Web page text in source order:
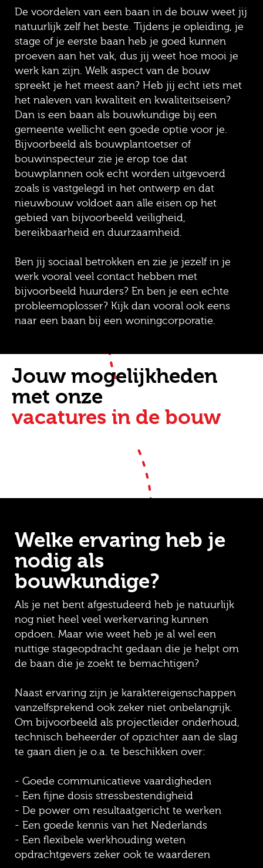
De voordelen van een baan in de bouw weet jij
natuurlijk zelf het beste. Tijdens je opleiding, je
stage of je eerste baan heb je goed kunnen
proeven aan het vak, dus jij weet hoe mooi je
werk kan zijn. Welk aspect van de bouw
spreekt je het meest aan? Heb jij echt iets met
het naleven van kwaliteit en kwaliteitseisen?
Dan is een baan als bouwkundige bij een
gemeente wellicht een goede optie voor je.
Bijvoorbeeld als bouwplantoetser of
bouwinspecteur zie je erop toe dat
bouwplannen ook echt worden uitgevoerd
zoals is vastgelegd in het ontwerp en dat
nieuwbouw voldoet aan alle eisen op het
gebied van bijvoorbeeld veiligheid,
bereikbaarheid en duurzaamheid.
Ben jij sociaal betrokken en zie je jezelf in je
werk vooral veel contact hebben met
bijvoorbeeld huurders? En ben je een echte
probleemoplosser? Kijk dan vooral ook eens
naar een baan bij een woningcorporatie.
Jouw mogelijkheden
met onze
vacatures in de bouw
Welke ervaring heb je
nodig als
bouwkundige?
Als je net bent afgestudeerd heb je natuurlijk
nog niet heel veel werkervaring kunnen
opdoen. Maar wie weet heb je al wel een
nuttige stageopdracht gedaan die je helpt om
de baan die je zoekt te bemachtigen?
Naast ervaring zijn je karaktereigenschappen
vanzelfsprekend ook zeker niet onbelangrijk.
Om bijvoorbeeld als projectleider onderhoud,
technisch beheerder of opzichter aan de slag
te gaan dien je o.a. te beschikken over:
- Goede communicatieve vaardigheden
- Een fijne dosis stressbestendigheid
- De power om resultaatgericht te werken
- Een goede kennis van het Nederlands
- Een flexibele werkhouding weten
opdrachtgevers zeker ook te waarderen